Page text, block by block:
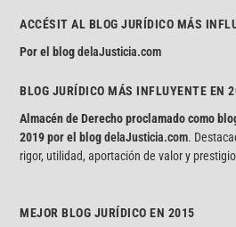
ACCÉSIT AL BLOG JURÍDICO MÁS
Por el blogdelaJusticia.com
BLOG JURÍDICO MÁS INFLUYENTE EN
Almacén de Derecho proclamado como
2019 por el blogdelaJusticia.com.
rigor, utilidad, aportación de valor y
MEJOR BLOG JURÍDICO EN 2015